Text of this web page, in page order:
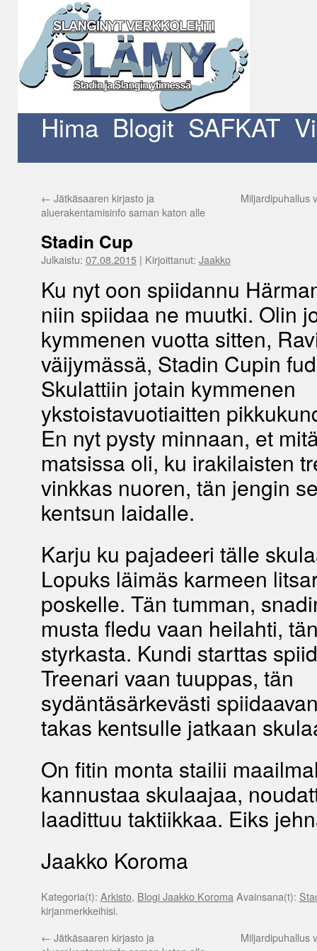
Hima Blogit SAFKAT
← Jätkäsaaren kirjasto ja
aluerakentamisinfo saman katon alle
Miljardipuhallus
Stadin Cup
Julkaistu: 07.08.2015| Kirjoittanut: Jaakko
Ku nyt oon spiidannu
niin spiidaa ne muutki. Olin
kymmenen vuotta sitten,
väijymässä, Stadin Cupin
Skulattiin jotain kymmenen
ykstoistavuotiaitten
En nyt pysty minnaan, et
matsissa oli, ku irakilaisten
vinkkas nuoren, tän jengin
kentsun laidalle.
Karju ku pajadeeri tälle
Lopuks läimäs karmeen
poskelle. Tän tumman,
musta fledu vaan heilahti,
styrkasta. Kundi starttas
Treenari vaan tuuppas, tän
sydäntäsärkevästi
takas kentsulle jatkaan
On fitin monta stailii
kannustaa skulaajaa,
laadittuu taktiikkaa. Eiks
Jaakko Koroma
Kategoria(t): Arkisto, Blogi Jaakko Koroma Avainsana(t):
kirjanmerkkeihisi.
← Jätkäsaaren kirjasto ja
Miljardipuhallus